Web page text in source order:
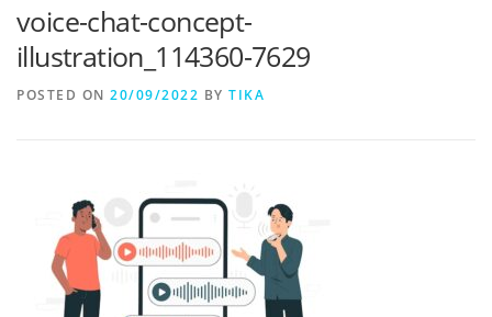
voice-chat-concept-
illustration_114360-7629
POSTED ON 20/09/2022 BY TIKA